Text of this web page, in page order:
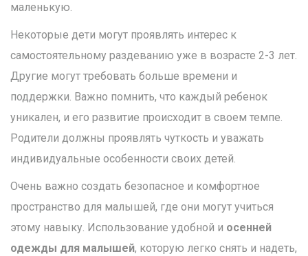
маленькую.
Некоторые дети могут проявлять интерес к
самостоятельному раздеванию уже в возрасте 2-3 лет.
Другие могут требовать больше времени и
поддержки. Важно помнить, что каждый ребенок
уникален, и его развитие происходит в своем темпе.
Родители должны проявлять чуткость и уважать
индивидуальные особенности своих детей.
Очень важно создать безопасное и комфортное
пространство для малышей, где они могут учиться
этому навыку. Использование удобной и осенней
одежды для малышей, которую легко снять и надеть,